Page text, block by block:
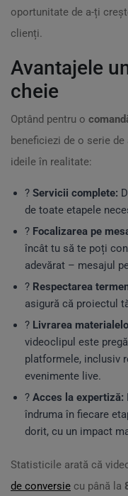
oportunitate de a-ți
clienți.
Avantajele
cheie
Optând pentru o
beneficiezi de o serie
ideile în realitate:
? Servicii complete:
de toate etapele
? Focalizarea pe
încât tu să te poți
adevărat – mesajul
? Respectarea
asigură că proiectul
? Livrarea
videoclipul este
platformele, inclusiv
evenimente live.
? Acces la expertiză:
îndruma în fiecare
dorit, cu un impact
Statisticile arată că
de conversie cu până la